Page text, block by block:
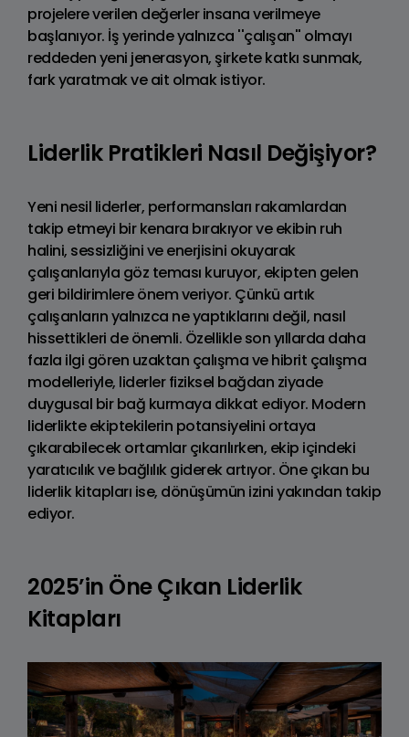
projelere verilen değerler insana verilmeye
başlanıyor. İş yerinde yalnızca ''çalışan'' olmayı
reddeden yeni jenerasyon, şirkete katkı sunmak,
fark yaratmak ve ait olmak istiyor.
Liderlik Pratikleri Nasıl Değişiyor?
Yeni nesil liderler, performansları rakamlardan
takip etmeyi bir kenara bırakıyor ve ekibin ruh
halini, sessizliğini ve enerjisini okuyarak
çalışanlarıyla göz teması kuruyor, ekipten gelen
geri bildirimlere önem veriyor. Çünkü artık
çalışanların yalnızca ne yaptıklarını değil, nasıl
hissettikleri de önemli. Özellikle son yıllarda daha
fazla ilgi gören uzaktan çalışma ve hibrit çalışma
modelleriyle, liderler fiziksel bağdan ziyade
duygusal bir bağ kurmaya dikkat ediyor. Modern
liderlikte ekiptekilerin potansiyelini ortaya
çıkarabilecek ortamlar çıkarılırken, ekip içindeki
yaratıcılık ve bağlılık giderek artıyor. Öne çıkan bu
liderlik kitapları ise, dönüşümün izini yakından takip
ediyor.
2025’in Öne Çıkan Liderlik
Kitapları